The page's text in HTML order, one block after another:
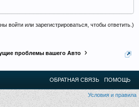
войти или зарегистрироваться, чтобы ответить.)
проблемы вашего Авто
ОБРАТНАЯ СВЯЗЬ ПОМОЩЬ
Условия и правила